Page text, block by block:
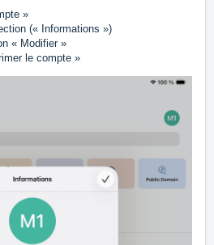
»
(« Informations »)
« Modifier »
le compte »